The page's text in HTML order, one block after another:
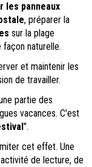
les panneaux
, préparer la
sur la plage
naturelle.
et maintenir les
de travailler.
partie des
vacances. C'est
".
cet effet. Une
de lecture, de